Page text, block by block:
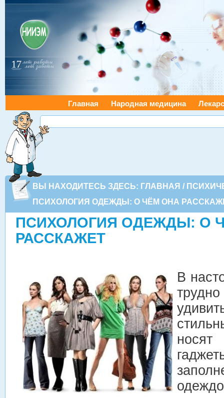
Главная Народная медицина
ВЫ НАХОДИТЕСЬ ЗДЕСЬ: ГЛАВНАЯ /
ПСИХОЛОГИЯ ОДЕЖДЫ: О ЧЁМ ОНА
ПСИХОЛОГИЯ ОДЕЖДЫ: О
РАССКАЖЕТ
В